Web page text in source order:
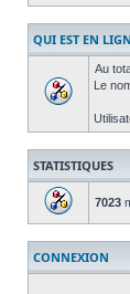
QUI EST EN
Au
Le
STATISTIQUES
7023
CONNEXION